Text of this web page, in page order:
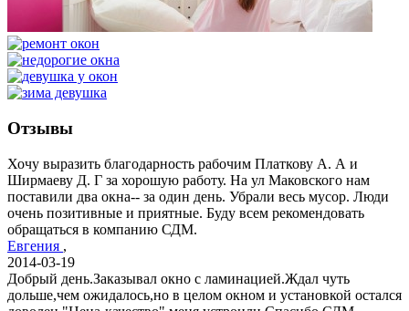
Отзывы
Хочу выразить благодарность рабочим Платкову А. А и
Ширмаеву Д. Г за хорошую работу. На ул Маковского нам
поставили два окна-- за один день. Убрали весь мусор. Люди
очень позитивные и приятные. Буду всем рекомендовать
обращаться в компанию СДМ.
Евгения ,
2014-03-19
Добрый день.Заказывал окно с ламинацией.Ждал чуть
дольше,чем ожидалось,но в целом окном и установкой остался